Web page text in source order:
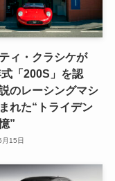
ィ・クラシケが
「200S」を認
のレーシングマシ
れた“トライデン
”
15日